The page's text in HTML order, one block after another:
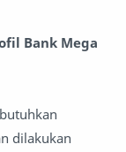
Bank Mega
dilakukan